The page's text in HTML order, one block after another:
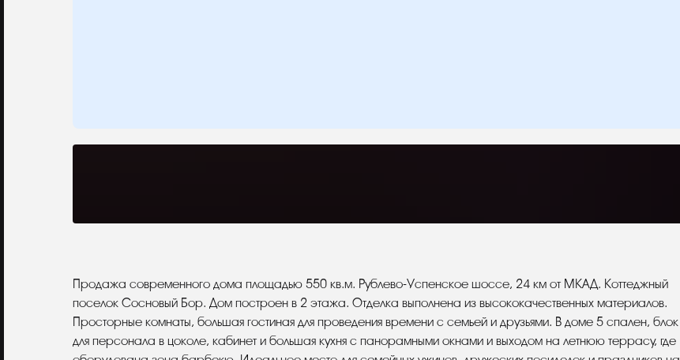
Описание
Продажа современного дома площадью 550 кв.м. Рублево-Успенское шоссе, 24 км от МКАД. Коттеджный
поселок Сосновый Бор. Дом построен в 2 этажа. Отделка выполнена из высококачественных материалов.
Просторные комнаты, большая гостиная для проведения времени с семьей и друзьями. В доме 5 спален, блок
для персонала в цоколе, кабинет и большая кухня с панорамными окнами и выходом на летнюю террасу, где